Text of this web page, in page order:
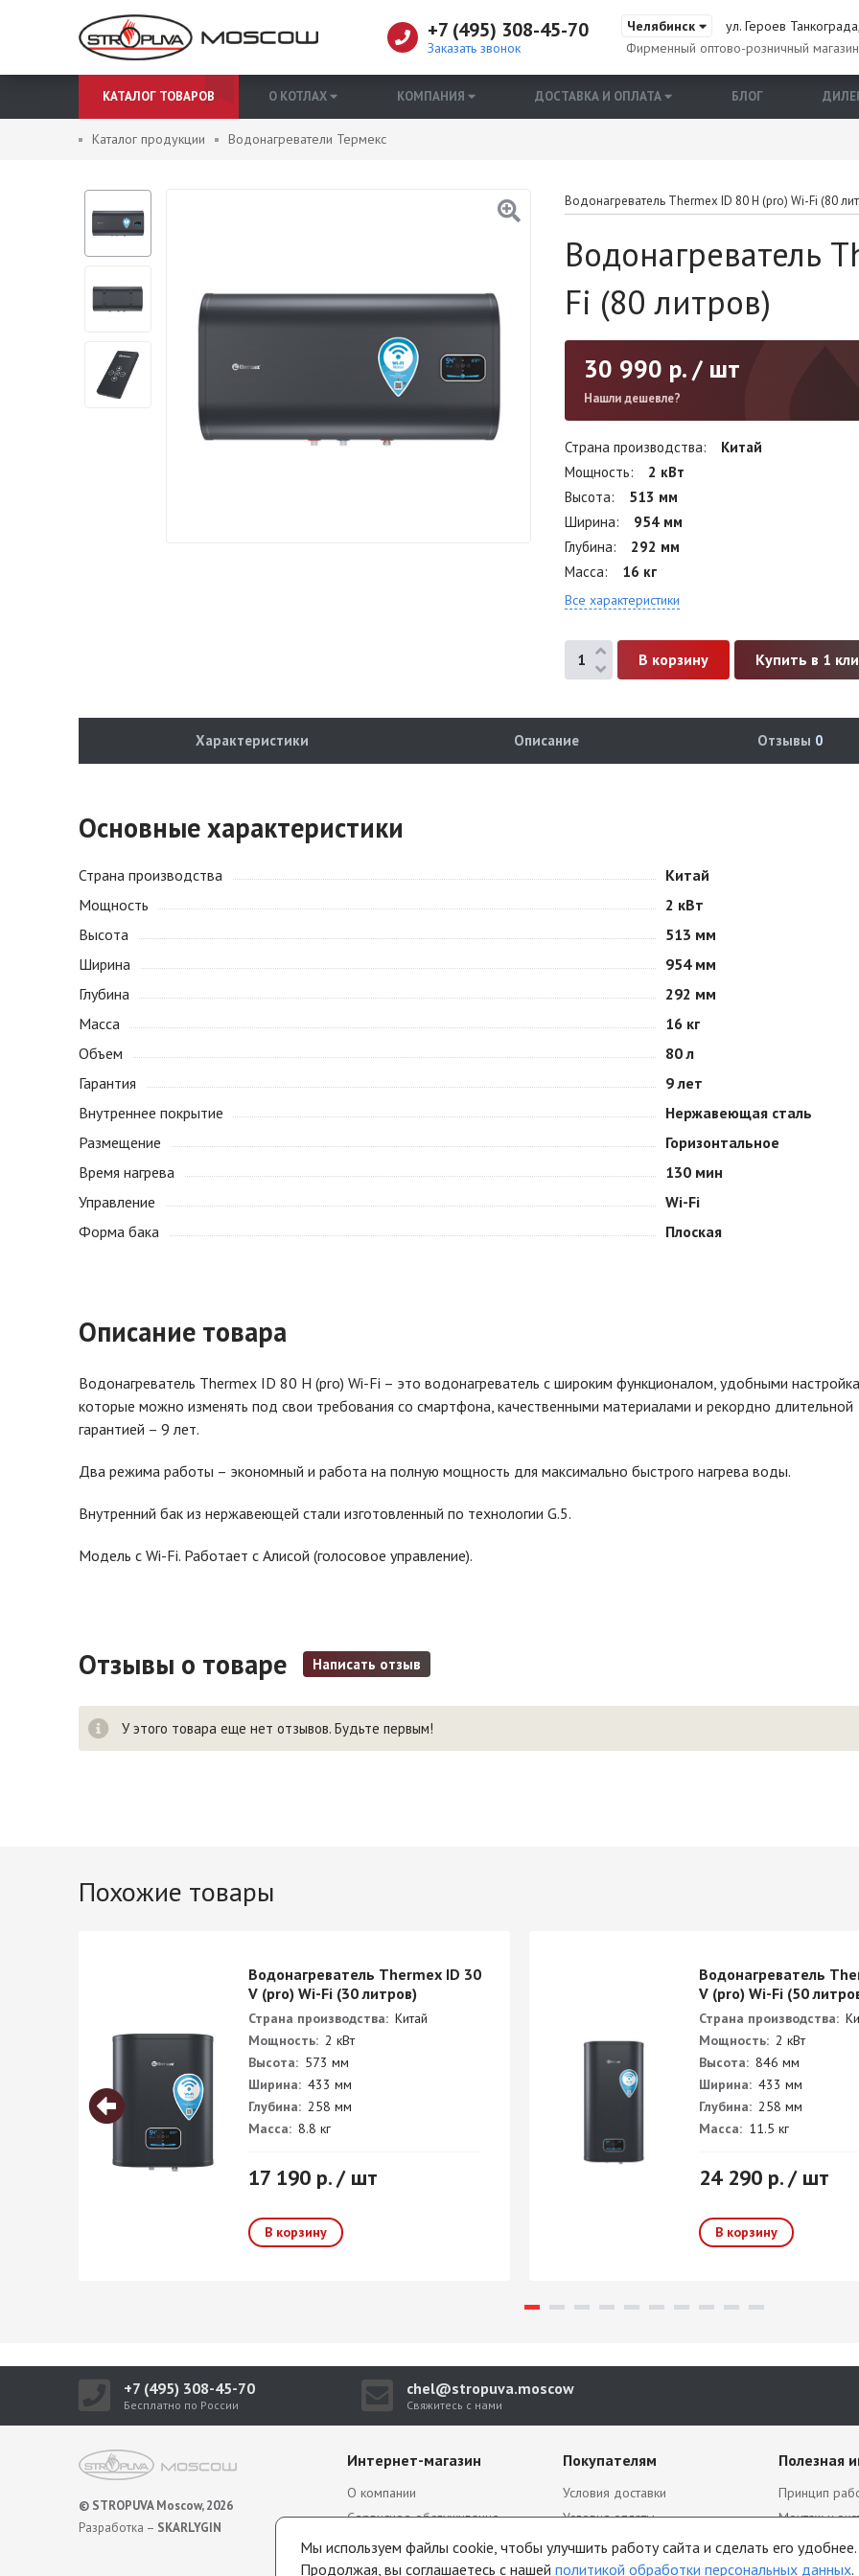
+7 (495) 308-45-70
Заказать звонок
Челябинск
ул. Героев
Фирменный оптово-розничный магазин
КАТАЛОГ ТОВАРОВ О КОТЛАХ КОМПАНИЯ ДОСТАВКА И ОПЛАТА БЛОГ
Каталог продукции Водонагреватели Термекс
Водонагреватель Thermex ID 80 H (pro) Wi-Fi (80
Водонагреватель
Fi (80 литров)
30 990 р. / шт
Нашли дешевле?
Страна производства
Китай
Мощность
2 кВт
Высота
513 мм
Ширина
954 мм
Глубина
292 мм
Масса
16 кг
Все характеристики
Купить в 1
Характеристики Описание Отзывы 0
Основные характеристики
Страна производства
Китай
Мощность
2 кВт
Высота
513 мм
Ширина
954 мм
Глубина
292 мм
Масса
16 кг
Объем
80 л
Гарантия
9 лет
Внутреннее покрытие
Нержавеющая сталь
Размещение
Горизонтальное
Время нагрева
130 мин
Управление
Wi-Fi
Форма бака
Плоская
Описание товара
Водонагреватель Thermex ID 80 H (pro) Wi-Fi – это водонагреватель с широким функционалом, удобными
которые можно изменять под свои требования со смартфона, качественными материалами и рекордно длительной
гарантией – 9 лет.
Два режима работы – экономный и работа на полную мощность для максимально быстрого нагрева воды.
Внутренний бак из нержавеющей стали изготовленный по технологии G.5.
Модель с Wi-Fi. Работает с Алисой (голосовое управление).
Отзывы о товаре Написать отзыв
У этого товара еще нет отзывов. Будьте первым!
Похожие товары
Водонагреватель Thermex ID 30
V (pro) Wi-Fi (30 литров)
Страна производства: Китай
Мощность: 2 кВт
Высота: 573 мм
Ширина: 433 мм
Глубина: 258 мм
Масса: 8.8 кг
17 190 р. / шт
Водонагреватель
V (pro) Wi-Fi (50
Страна производства:
Мощность: 2 кВт
Высота: 846 мм
Ширина: 433 мм
Глубина: 258 мм
Масса: 11.5 кг
24 290 р. / шт
+7 (495) 308-45-70
Бесплатно по России
chel@stropuva.moscow
Свяжитесь с нами
Интернет-магазин
О компании
Сервисное обслуживание
Гарантия
Политика обработки
Покупателям
Условия доставки
Условия оплаты
Блог
Акции
Полезная
Принцип
Монтаж и
© STROPUVA Moscow, 2026
Разработка – SKARLYGIN
Мы используем файлы cookie, чтобы улучшить работу сайта и сделать его удобнее.
Продолжая, вы соглашаетесь с нашей политикой обработки персональных данных.